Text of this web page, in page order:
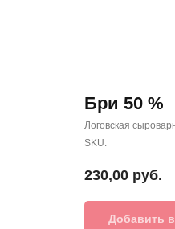
Бри 50 %
Логовская
SKU:
230,00 руб.
Добавить